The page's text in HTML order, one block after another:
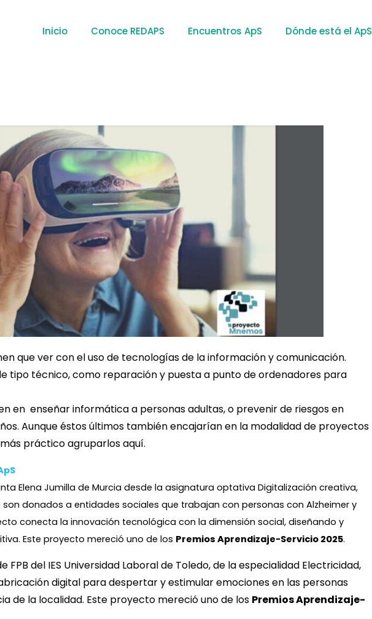
Inicio Conoce REDAPS Encuentros ApS Dónde está el ApS
que ver con el uso de tecnologías de la información y comunicación.
tipo técnico, como reparación y puesta a punto de ordenadores para
en enseñar informática a personas adultas, o prevenir de riesgos en
Aunque éstos últimos también encajarían en la modalidad de proyectos
práctico agruparlos aquí.
Elena Jumilla de Murcia desde la asignatura optativa Digitalización creativa,
donados a entidades sociales que trabajan con personas con Alzheimer y
conecta la innovación tecnológica con la dimensión social, diseñando y
Este proyecto mereció uno de los Premios Aprendizaje-Servicio 2025.
FPB del IES Universidad Laboral de Toledo, de la especialidad Electricidad,
digital para despertar y estimular emociones en las personas
de la localidad. Este proyecto mereció uno de los Premios Aprendizaje-